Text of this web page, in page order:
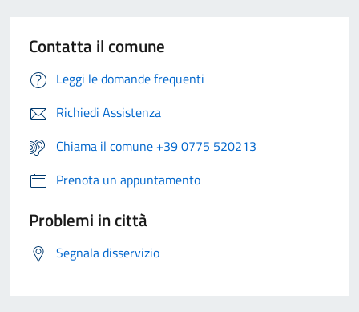
Contatta il comune
Leggi le domande frequenti
Richiedi Assistenza
Chiama il comune +39 0775 520213
Prenota un appuntamento
Problemi in città
Segnala disservizio